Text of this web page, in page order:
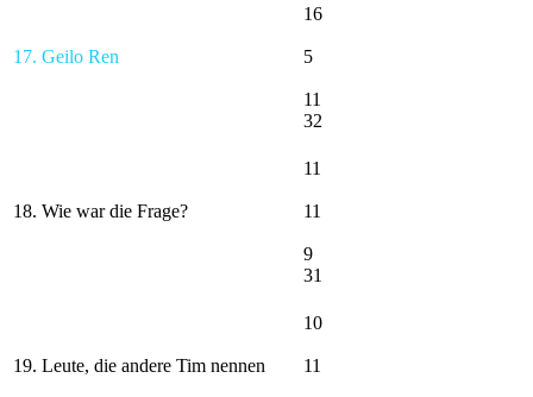
17. Geilo Ren
16
5
11
32
18. Wie war die Frage?
11
11
9
31
19. Leute, die andere Tim nennen
10
11